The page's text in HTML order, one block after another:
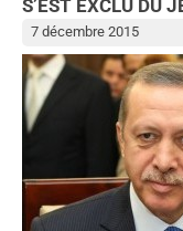
S’EST EXCLU DU
7 décembre 2015